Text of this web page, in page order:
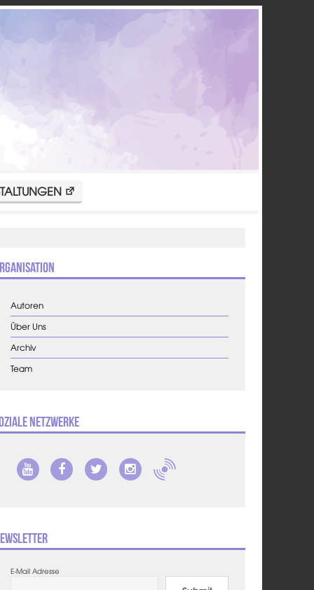
Autoren
Über Uns
Archiv
Team
Netzwerke
E-Mail Adresse